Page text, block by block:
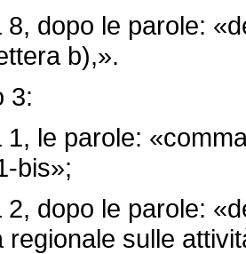
dopo le parole:
b),».
3:
le parole:
bis»;
dopo le parole:
regionale sulle